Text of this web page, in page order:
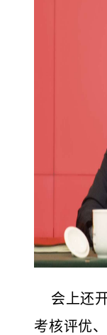
会上还
考核评优